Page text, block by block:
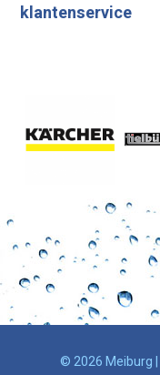
klantenservice
© 2026 Meiburg |